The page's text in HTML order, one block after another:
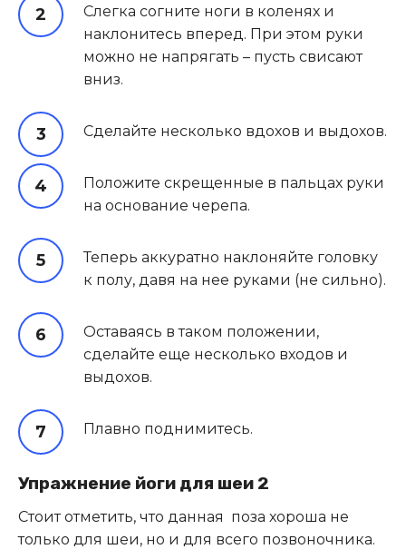
Слегка согните ноги в коленях и
наклонитесь вперед. При этом руки
можно не напрягать – пусть свисают
вниз.
Сделайте несколько вдохов и выдохов.
Положите скрещенные в пальцах руки
на основание черепа.
Теперь аккуратно наклоняйте головку
к полу, давя на нее руками (не сильно).
Оставаясь в таком положении,
сделайте еще несколько входов и
выдохов.
Плавно поднимитесь.
Упражнение йоги для шеи 2
Стоит отметить, что данная поза хороша не
только для шеи, но и для всего позвоночника.